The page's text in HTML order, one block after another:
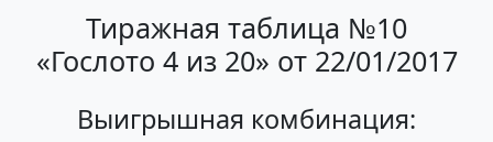
Тиражная таблица №10
«Гослото 4 из 20» от 22/01/2017
Выигрышная комбинация: